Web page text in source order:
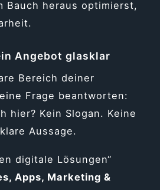
Bauch heraus optimierst,
Angebot glasklar
Bereich deiner
Frage beantworten:
hier? Kein Slogan. Keine
Aussage.
digitale Lösungen“
Apps, Marketing &